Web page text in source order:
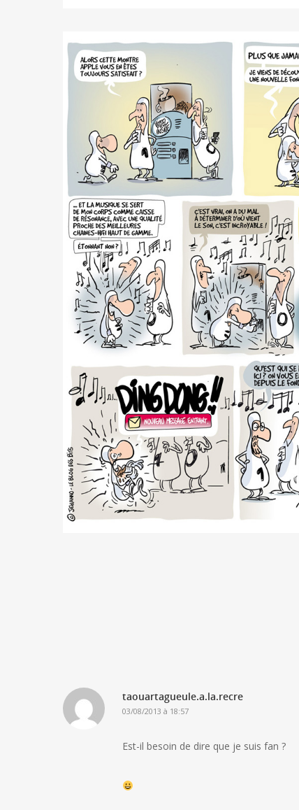
taouartagueule.a.la.recre
03/08/2013 à 18:57
Est-il besoin de dire que je suis fan ?